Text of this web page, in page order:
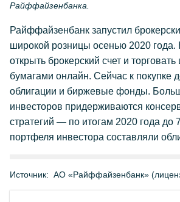
Райффайзенбанка.
Райффайзенбанк запустил
широкой розницы осенью 2020 года.
открыть брокерский счет и
бумагами онлайн. Сейчас к покупке
облигации и биржевые фонды.
инвесторов придерживаются
стратегий — по итогам 2020 года до
портфеля инвестора составляли
Источник: АО «Райффайзенбанк»